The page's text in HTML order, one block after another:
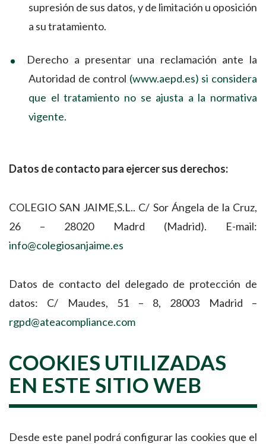
supresión de sus datos, y de limitación u oposición
a su tratamiento.
Derecho a presentar una reclamación ante la
Autoridad de control (www.aepd.es) si considera
que el tratamiento no se ajusta a la normativa
vigente.
Datos de contacto para ejercer sus derechos:
COLEGIO SAN JAIME,S.L.. C/ Sor Ángela de la Cruz,
26 – 28020 Madrd (Madrid). E-mail:
info@colegiosanjaime.es
Datos de contacto del delegado de protección de
datos: C/ Maudes, 51 – 8, 28003 Madrid –
rgpd@ateacompliance.com
COOKIES UTILIZADAS
EN ESTE SITIO WEB
Desde este panel podrá configurar las cookies que el